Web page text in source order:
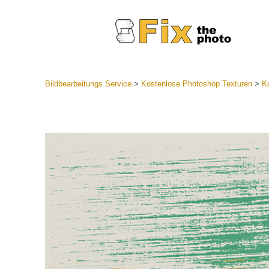
Günstige
Mobile
Bildbearbeitungs Service> Kostenlose Photoshop Texturen>